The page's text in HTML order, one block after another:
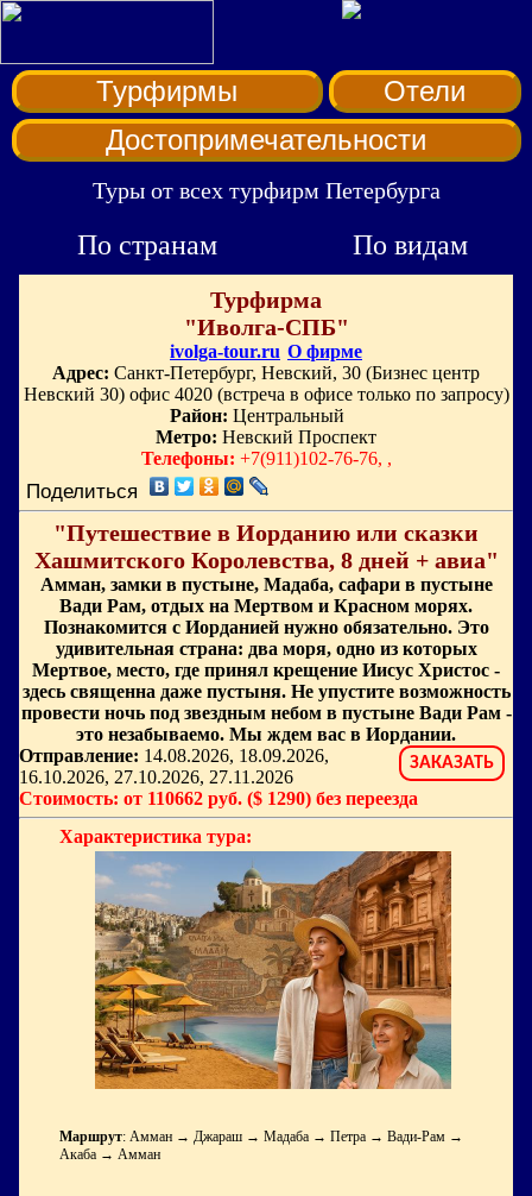
Турфирмы
Отели
Достопримечательности
Туры от всех турфирм Петербурга
По странам По видам
Турфирма
"Иволга-СПБ"
ivolga-tour.ru О фирме
Адрес: Санкт-Петербург, Невский, 30 (Бизнес центр
Невский 30) офис 4020 (встреча в офисе только по запросу)
Район: Центральный
Метро: Невский Проспект
Телефоны: +7(911)102-76-76, ,
Поделиться
"Путешествие в Иорданию или сказки
Хашмитского Королевства, 8 дней + авиа"
Амман, замки в пустыне, Мадаба, сафари в пустыне
Вади Рам, отдых на Мертвом и Красном морях.
Познакомится с Иорданией нужно обязательно. Это
удивительная страна: два моря, одно из которых
Мертвое, место, где принял крещение Иисус Христос -
здесь священна даже пустыня. Не упустите возможность
провести ночь под звездным небом в пустыне Вади Рам -
это незабываемо. Мы ждем вас в Иордании.
ЗАКАЗАТЬ
Отправление: 14.08.2026, 18.09.2026,
16.10.2026, 27.10.2026, 27.11.2026
Стоимость: от 110662 руб. ($ 1290) без переезда
Характеристика тура:
Маршрут: Амман → Джараш → Мадаба → Петра → Вади-Рам →
Акаба → Амман